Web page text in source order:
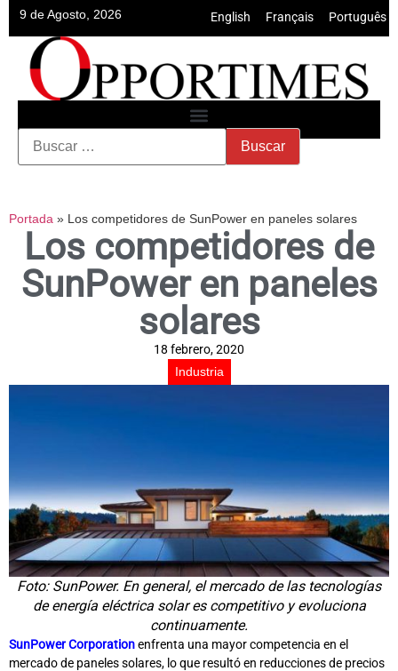
9 de Agosto, 2026 English Français Português
Portada » Los competidores de SunPower en paneles solares
Los competidores de
SunPower en paneles
solares
18 febrero, 2020
Industria
Foto: SunPower. En general, el mercado de las tecnologías
de energía eléctrica solar es competitivo y evoluciona
continuamente.
SunPower Corporationenfrenta una mayor competencia en el
mercado de paneles solares, lo que resultó en reducciones de precios